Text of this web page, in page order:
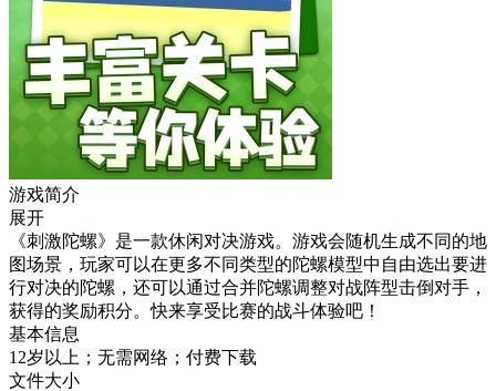
游戏简介
展开
《刺激陀螺》是一款休闲对决游戏。游戏会随机生成不同的地
图场景，玩家可以在更多不同类型的陀螺模型中自由选出要进
行对决的陀螺，还可以通过合并陀螺调整对战阵型击倒对手，
获得的奖励积分。快来享受比赛的战斗体验吧！
基本信息
12岁以上；无需网络；付费下载
文件大小